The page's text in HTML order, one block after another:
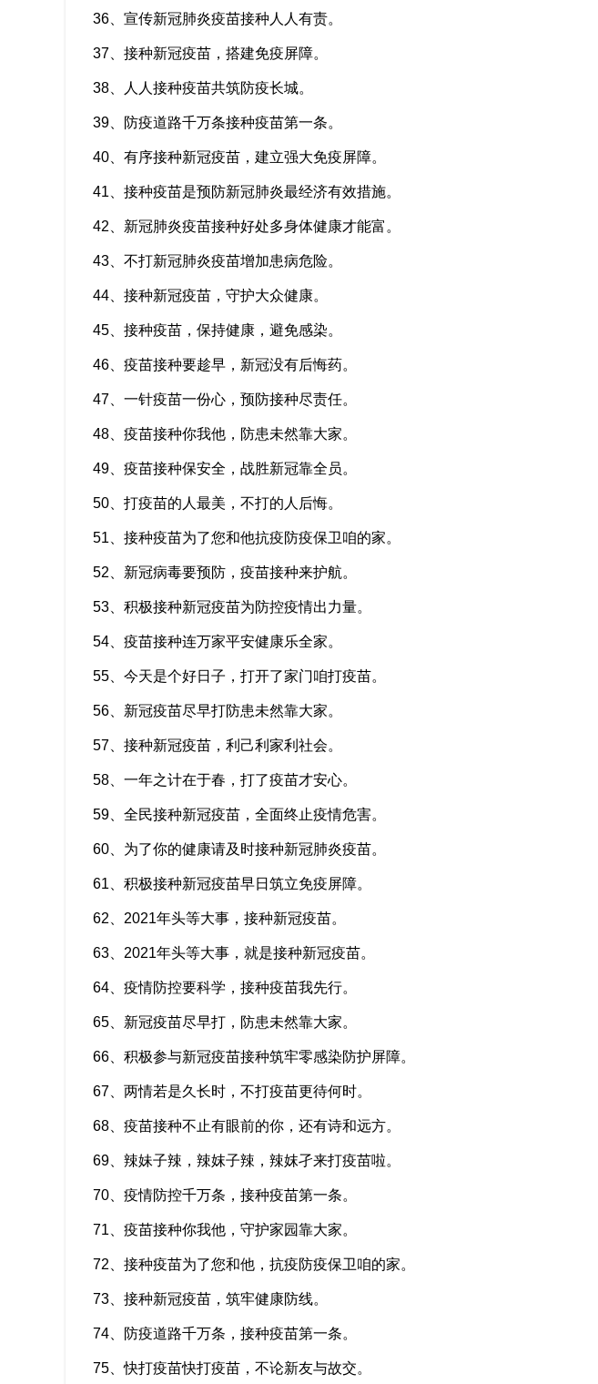
36、宣传新冠肺炎疫苗接种人人有责。
37、接种新冠疫苗，搭建免疫屏障。
38、人人接种疫苗共筑防疫长城。
39、防疫道路千万条接种疫苗第一条。
40、有序接种新冠疫苗，建立强大免疫屏障。
41、接种疫苗是预防新冠肺炎最经济有效措施。
42、新冠肺炎疫苗接种好处多身体健康才能富。
43、不打新冠肺炎疫苗增加患病危险。
44、接种新冠疫苗，守护大众健康。
45、接种疫苗，保持健康，避免感染。
46、疫苗接种要趁早，新冠没有后悔药。
47、一针疫苗一份心，预防接种尽责任。
48、疫苗接种你我他，防患未然靠大家。
49、疫苗接种保安全，战胜新冠靠全员。
50、打疫苗的人最美，不打的人后悔。
51、接种疫苗为了您和他抗疫防疫保卫咱的家。
52、新冠病毒要预防，疫苗接种来护航。
53、积极接种新冠疫苗为防控疫情出力量。
54、疫苗接种连万家平安健康乐全家。
55、今天是个好日子，打开了家门咱打疫苗。
56、新冠疫苗尽早打防患未然靠大家。
57、接种新冠疫苗，利己利家利社会。
58、一年之计在于春，打了疫苗才安心。
59、全民接种新冠疫苗，全面终止疫情危害。
60、为了你的健康请及时接种新冠肺炎疫苗。
61、积极接种新冠疫苗早日筑立免疫屏障。
62、2021年头等大事，接种新冠疫苗。
63、2021年头等大事，就是接种新冠疫苗。
64、疫情防控要科学，接种疫苗我先行。
65、新冠疫苗尽早打，防患未然靠大家。
66、积极参与新冠疫苗接种筑牢零感染防护屏障。
67、两情若是久长时，不打疫苗更待何时。
68、疫苗接种不止有眼前的你，还有诗和远方。
69、辣妹子辣，辣妺子辣，辣妺孑来打疫苗啦。
70、疫情防控千万条，接种疫苗第一条。
71、疫苗接种你我他，守护家园靠大家。
72、接种疫苗为了您和他，抗疫防疫保卫咱的家。
73、接种新冠疫苗，筑牢健康防线。
74、防疫道路千万条，接种疫苗第一条。
75、快打疫苗快打疫苗，不论新友与故交。